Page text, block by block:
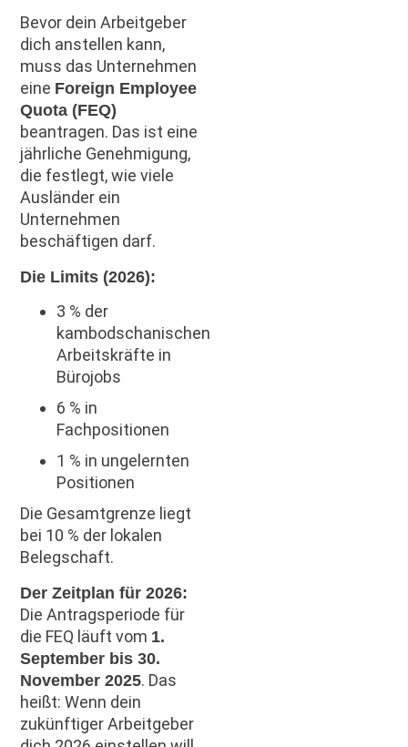
Bevor dein Arbeitgeber
dich anstellen kann,
muss das Unternehmen
eine Foreign Employee
Quota (FEQ)
beantragen. Das ist eine
jährliche Genehmigung,
die festlegt, wie viele
Ausländer ein
Unternehmen
beschäftigen darf.
Die Limits (2026):
3 % der
kambodschanischen
Arbeitskräfte in
Bürojobs
6 % in
Fachpositionen
1 % in ungelernten
Positionen
Die Gesamtgrenze liegt
bei 10 % der lokalen
Belegschaft.
Der Zeitplan für 2026:
Die Antragsperiode für
die FEQ läuft vom 1.
September bis 30.
November 2025. Das
heißt: Wenn dein
zukünftiger Arbeitgeber